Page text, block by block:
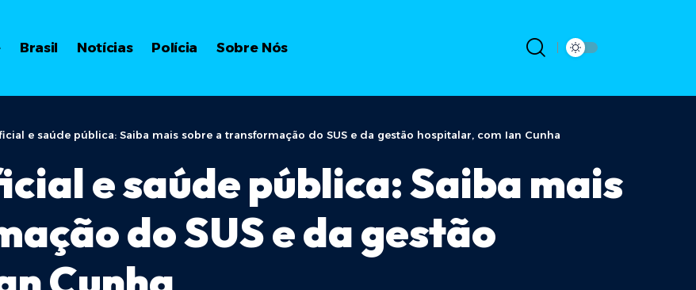
Brasil Notícias Polícia Sobre Nós
e saúde pública: Saiba mais sobre a transformação do SUS e da gestão hospitalar, com Ian Cunha
e saúde pública: Saiba mais
do SUS e da gestão